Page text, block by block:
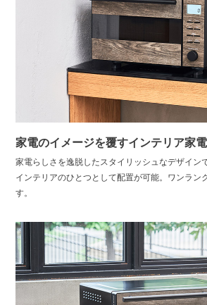
家電のイメージを覆すインテリア家電
家電らしさを逸脱したスタイリッシュなデザイン
インテリアのひとつとして配置が可能。ワンラン
す。